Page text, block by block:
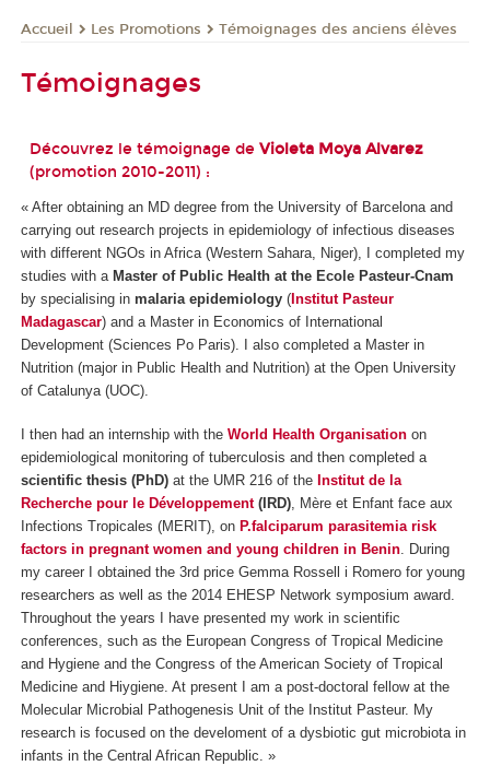
Accueil Les Promotions Témoignages des anciens élèves
Témoignages
Découvrez le témoignage de Violeta Moya Alvarez
(promotion 2010-2011) :
« After obtaining an MD degree from the University of Barcelona and
carrying out research projects in epidemiology of infectious diseases
with different NGOs in Africa (Western Sahara, Niger), I completed my
studies with a Master of Public Health at the Ecole Pasteur-Cnam
by specialising in malaria epidemiology ( Institut Pasteur
Madagascar) and a Master in Economics of International
Development (Sciences Po Paris). I also completed a Master in
Nutrition (major in Public Health and Nutrition) at the Open University
of Catalunya (UOC).
I then had an internship with the World Health Organisation on
epidemiological monitoring of tuberculosis and then completed a
scientific thesis (PhD) at the UMR 216 of the Institut de la
Recherche pour le Développement(IRD), Mère et Enfant face aux
Infections Tropicales (MERIT), on P.falciparum parasitemia risk
factors in pregnant women and young children in Benin. During
my career I obtained the 3rd price Gemma Rossell i Romero for young
researchers as well as the 2014 EHESP Network symposium award.
Throughout the years I have presented my work in scientific
conferences, such as the European Congress of Tropical Medicine
and Hygiene and the Congress of the American Society of Tropical
Medicine and Hiygiene. At present I am a post-doctoral fellow at the
Molecular Microbial Pathogenesis Unit of the Institut Pasteur. My
research is focused on the develoment of a dysbiotic gut microbiota in
infants in the Central African Republic. »